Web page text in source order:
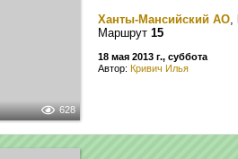
628
Ханты-Мансийский АО,
Маршрут 15
18 мая 2013 г., суббота
Автор: Кривич Илья